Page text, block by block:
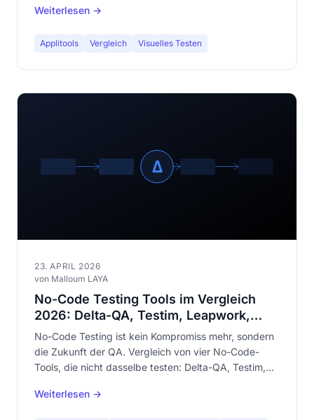
Weiterlesen →
Applitools Vergleich Visuelles Testen
23. APRIL 2026
von Malloum LAYA
No-Code Testing Tools im Vergleich
2026: Delta-QA, Testim, Leapwork,
mabl
No-Code Testing ist kein Kompromiss mehr, sondern
die Zukunft der QA. Vergleich von vier No-Code-
Tools, die nicht dasselbe testen: Delta-QA, Testim,
Weiterlesen →